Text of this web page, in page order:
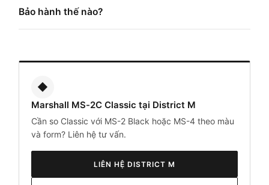
Bảo hành thế nào?
◆
Marshall MS-2C Classic tại District M
Cần so Classic với MS-2 Black hoặc MS-4 theo màu
và form? Liên hệ tư vấn.
LIÊN HỆ DISTRICT M